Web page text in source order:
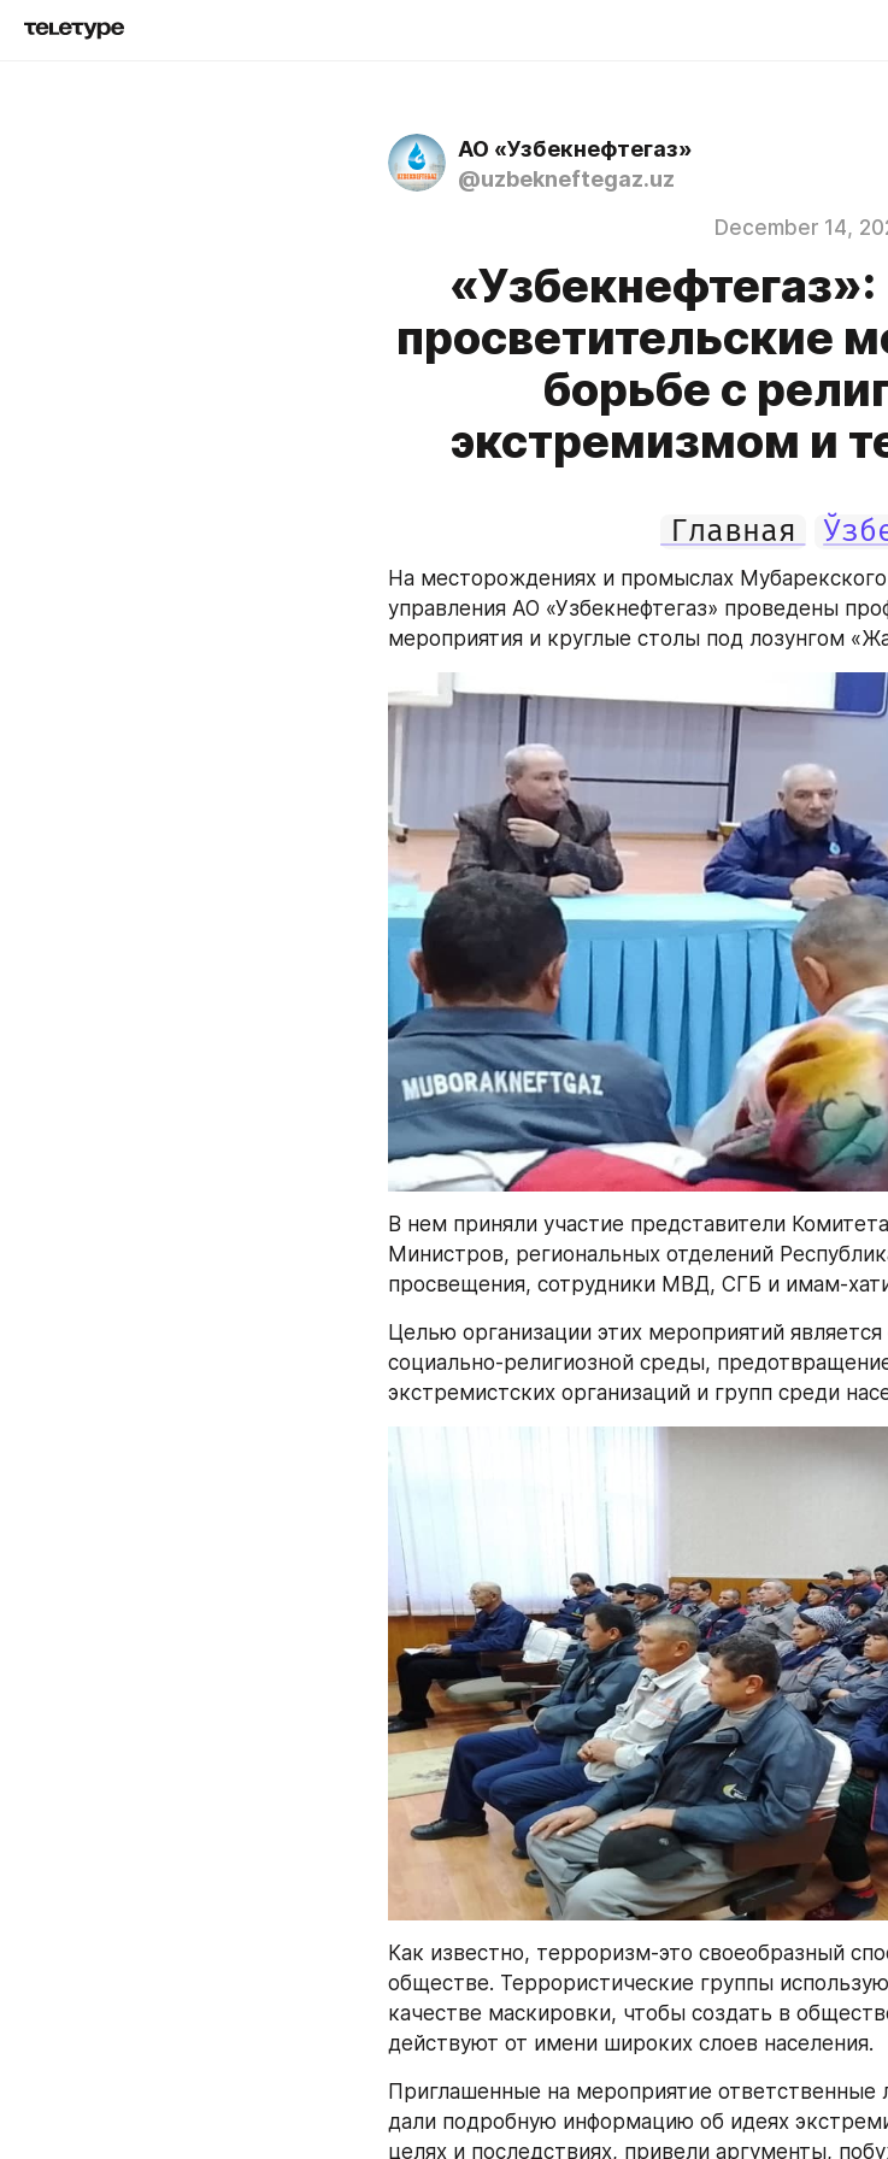
АО «Узбекнефтегаз»
@uzbekneftegaz.uz
December 14,
просветительские
борьбе с
экстремизмом и
Главная
На месторождениях и промыслах
управления АО «Узбекнефтегаз» проведены
мероприятия и круглые столы под лозунгом
В нем приняли участие представители
Министров, региональных отделений
просвещения, сотрудники МВД, СГБ и имам-
Целью организации этих мероприятий
социально-религиозной среды,
экстремистских организаций и групп среди
Как известно, терроризм-это своеобразный
обществе. Террористические группы
качестве маскировки, чтобы создать в
действуют от имени широких слоев населения.
Приглашенные на мероприятие ответственные
дали подробную информацию об идеях
целях и последствиях, привели аргументы,